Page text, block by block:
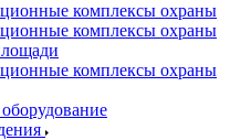
комплексы охраны
комплексы охраны
комплексы охраны